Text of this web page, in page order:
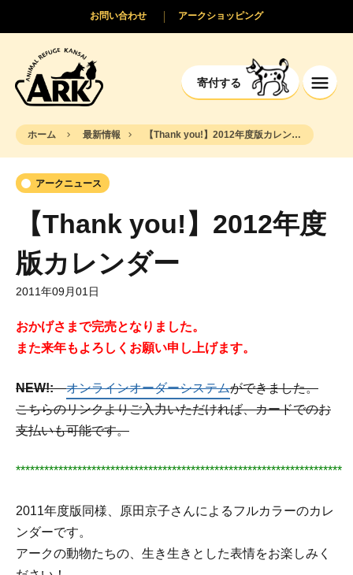
寄付する
アークショッピング
お問い合わせ
ホーム 最新情報 【Thank you!】2012年度版カレンダー
アークニュース
【Thank you!】2012年度
版カレンダー
2011年09月01日
おかげさまで完売となりました。
また来年もよろしくお願い申し上げます。
NEW!:オンラインオーダーシステムができました。
こちらのリンクよりご入力いただければ、カードでのお
支払いも可能です。
*********************************************************************
2011年度版同様、原田京子さんによるフルカラーのカレ
ンダーです。
アークの動物たちの、生き生きとした表情をお楽しみく